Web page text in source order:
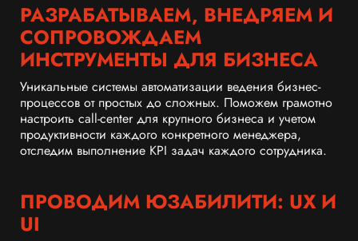
РАЗРАБАТЫВАЕМ, ВНЕДРЯЕМ И
СОПРОВОЖДАЕМ
ИНСТРУМЕНТЫ ДЛЯ БИЗНЕСА
Уникальные системы автоматизации ведения бизнес-
процессов от простых до сложных. Поможем грамотно
настроить call-center для крупного бизнеса и учетом
продуктивности каждого конкретного менеджера,
отследим выполнение KPI задач каждого сотрудника.
ПРОВОДИМ ЮЗАБИЛИТИ: UX И
UI